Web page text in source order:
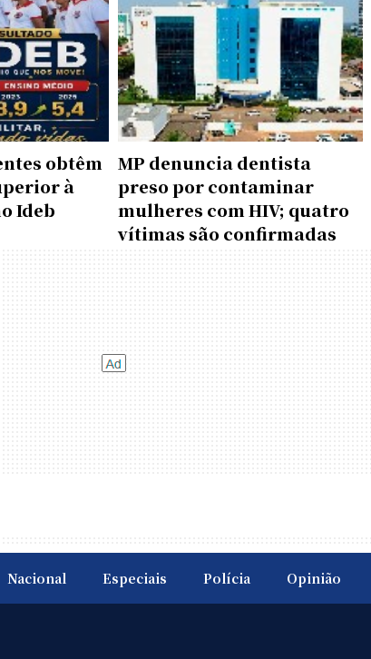
obtêm
à
Ideb
MP denuncia dentista
preso por contaminar
mulheres com HIV; quatro
vítimas são confirmadas
Nacional Especiais Polícia Opinião